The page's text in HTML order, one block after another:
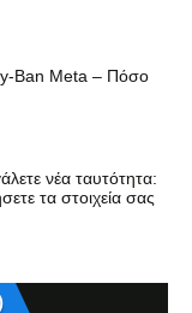
Ban Meta – Πόσο
νέα ταυτότητα:
τα στοιχεία σας